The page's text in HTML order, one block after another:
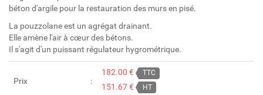
béton d'argile pour la restauration des murs en pisé.
La pouzzolane est un agrégat drainant.
Elle amène l'air à cœur des bétons.
Il s'agit d'un puissant régulateur hygrométrique.
Prix
182.00 € TTC
151.67 € HT